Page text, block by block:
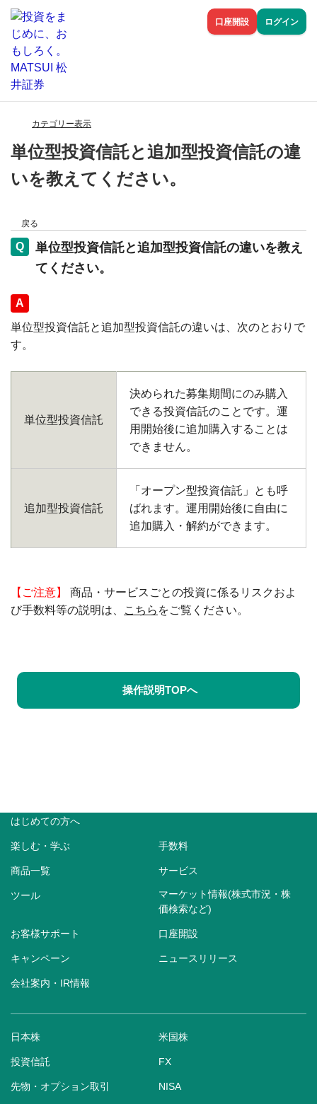
口座開設 ログイン
カテゴリー表示
単位型投資信託と追加型投資信託の違
いを教えてください。
戻る
単位型投資信託と追加型投資信託の違いを教え
てください。
回答
単位型投資信託と追加型投資信託の違いは、次のとおりで
す。
単位型投資信託
決められた募集期間にのみ購入
できる投資信託のことです。運
用開始後に追加購入することは
できません。
追加型投資信託
「オープン型投資信託」とも呼
ばれます。運用開始後に自由に
追加購入・解約ができます。
【ご注意】
商品・サービスごとの投資に係るリスクおよ
び手数料等の説明は、
こちら をご覧ください。
操作説明TOPへ
はじめての方へ
楽しむ・学ぶ 手数料
商品一覧 サービス
ツール
マーケット情報(株式市況・株
価検索など)
お客様サポート 口座開設
キャンペーン ニュースリリース
会社案内・IR情報
日本株 米国株
投資信託 FX
先物・オプション取引 NISA